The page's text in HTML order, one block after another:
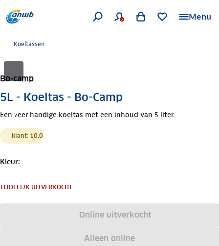
Menu
Koeltassen
Bo-camp
5L - Koeltas - Bo-Camp
Een zeer handige koeltas met een inhoud van 5 liter.
klant: 10.0
Kleur:
TIJDELIJK UITVERKOCHT
Online uitverkocht
Alleen online